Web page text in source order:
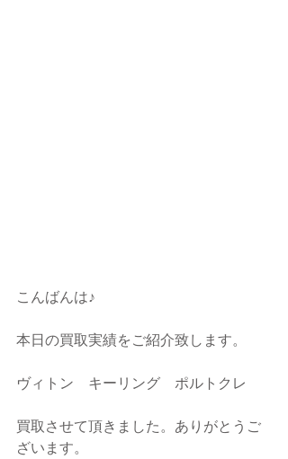
こんばんは♪
本日の買取実績をご紹介致します。
ヴィトン　キーリング　ポルトクレ
買取させて頂きました。ありがとうご
ざいます。